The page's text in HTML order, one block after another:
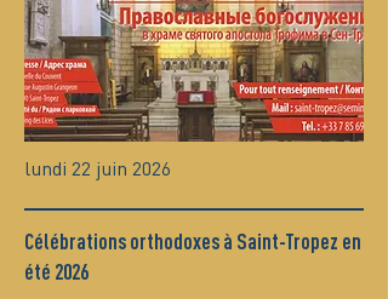
lundi 22 juin 2026
Célébrations orthodoxes à Saint-Tropez en
été 2026